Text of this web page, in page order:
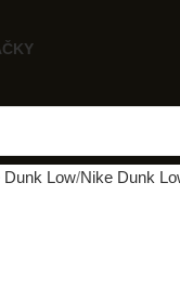
Dunk Low Nike Dunk